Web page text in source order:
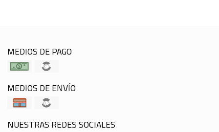
MEDIOS DE PAGO
MEDIOS DE ENVÍO
NUESTRAS REDES SOCIALES